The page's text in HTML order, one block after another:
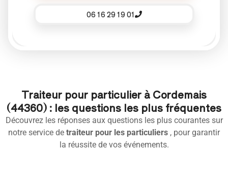
06 16 29 19 01
Traiteur pour particulier à Cordemais
(44360) : les questions les plus fréquentes
Découvrez les réponses aux questions les plus courantes sur
notre service de traiteur pour les particuliers , pour garantir
la réussite de vos événements.